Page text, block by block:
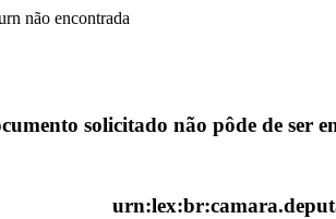
não encontrada
solicitado não pôde de ser